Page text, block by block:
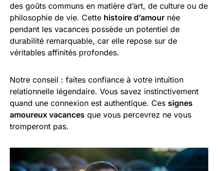
des goûts communs en matière d’art, de culture ou de
philosophie de vie. Cette histoire d’amour née
pendant les vacances possède un potentiel de
durabilité remarquable, car elle repose sur de
véritables affinités profondes.
Notre conseil : faites confiance à votre intuition
relationnelle légendaire. Vous savez instinctivement
quand une connexion est authentique. Ces signes
amoureux vacances que vous percevrez ne vous
tromperont pas.